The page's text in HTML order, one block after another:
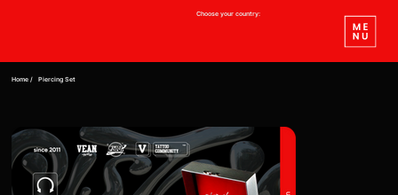
Choose your country:
Home / Piercing Set